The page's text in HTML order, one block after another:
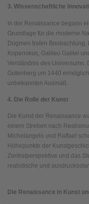
3. Wissenschaftliche
In der Renaissance begann
Grundlage für die moderne
Dogmen traten
Kopernikus, Galileo Galilei
Verständnis des Universums.
Gutenberg um 1440
unbekannten Ausmaß.
4. Die Rolle der Kunst
Die Kunst der Renaissance
einem Streben nach
Michelangelo und Raffael
Höhepunkte der
Zentralperspektive und das
realistische und
Die Renaissance in Kunst